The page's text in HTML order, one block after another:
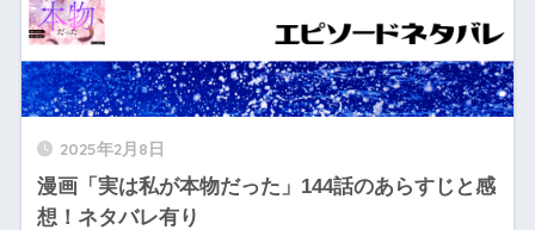
2025年2月8日
漫画「実は私が本物だった」144話のあらすじと感
想！ネタバレ有り